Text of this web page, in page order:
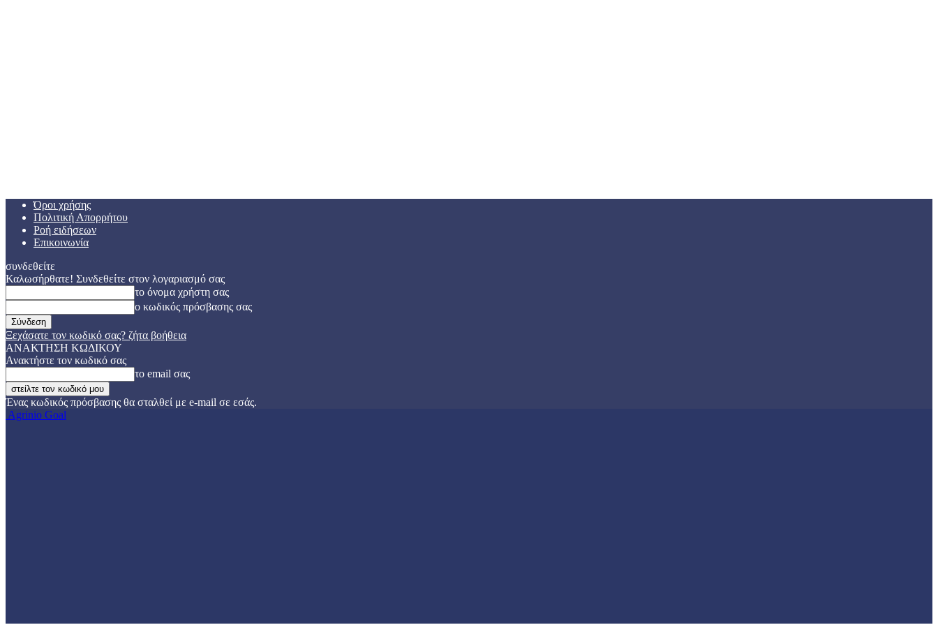
Όροι χρήσης
Πολιτική Απορρήτου
Ροή ειδήσεων
Επικοινωνία
συνδεθείτε
Καλωσήρθατε! Συνδεθείτε στον λογαριασμό σας
το όνομα χρήστη σας
ο κωδικός πρόσβασης σας
Ξεχάσατε τον κωδικό σας? ζήτα βοήθεια
ΑΝΑΚΤΗΣΗ ΚΩΔΙΚΟΥ
Ανακτήστε τον κωδικό σας
το email σας
Ένας κωδικός πρόσβασης θα σταλθεί με e-mail σε εσάς.
Agrinio Goal